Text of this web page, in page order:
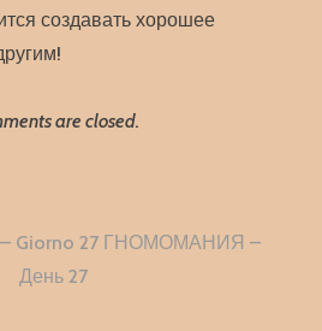
создавать хорошее
are closed.
– Giorno 27 ГНОМОМАНИЯ –
День 27